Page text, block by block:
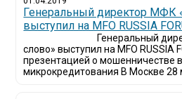
Генеральный директор МФК
выступил на MFO RUSSIA
Генеральный
слово» выступил на MFO RUSSIA
презентацией о мошенничестве
микрокредитования В Москве 28